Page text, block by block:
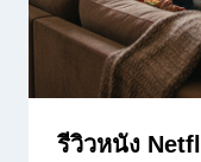
รีวิวหนัง